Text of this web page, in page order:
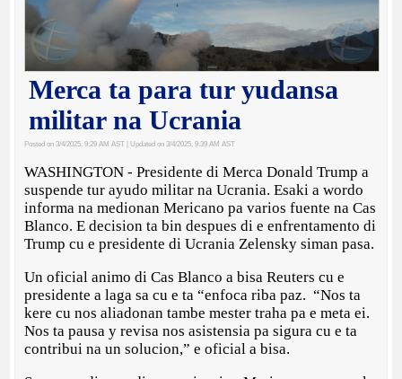
Merca ta para tur yudansa
militar na Ucrania
Posted on 3/4/2025, 9:29 AM AST | Updated on 3/4/2025, 9:39 AM AST
WASHINGTON - Presidente di Merca Donald Trump a
suspende tur ayudo militar na Ucrania. Esaki a wordo
informa na medionan Mericano pa varios fuente na Cas
Blanco. E decision ta bin despues di e enfrentamento di
Trump cu e presidente di Ucrania Zelensky siman pasa.
Un oficial animo di Cas Blanco a bisa Reuters cu e
presidente a laga sa cu e ta “enfoca riba paz. “Nos ta
kere cu nos aliadonan tambe mester traha pa e meta ei.
Nos ta pausa y revisa nos asistensia pa sigura cu e ta
contribui na un solucion,” e oficial a bisa.